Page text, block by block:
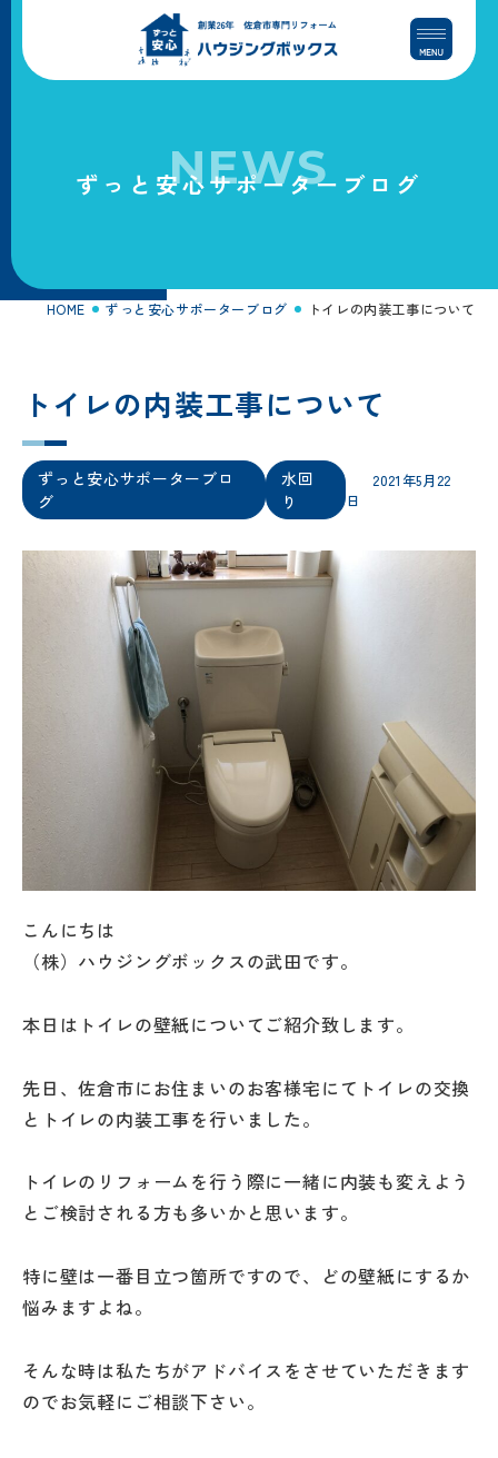
プ
動
ずっと安心サポーターブログ
NEWS
HOME ずっと安心サポーターブログ トイレの内装工事について
トイレの内装工事について
ずっと安心サポーターブロ
グ
水回
り
2021年5月22
日
こんにちは
（株）ハウジングボックスの武田です。
本日はトイレの壁紙についてご紹介致します。
先日、佐倉市にお住まいのお客様宅にてトイレの交換
とトイレの内装工事を行いました。
トイレのリフォームを行う際に一緒に内装も変えよう
とご検討される方も多いかと思います。
特に壁は一番目立つ箇所ですので、どの壁紙にするか
悩みますよね。
そんな時は私たちがアドバイスをさせていただきます
のでお気軽にご相談下さい。